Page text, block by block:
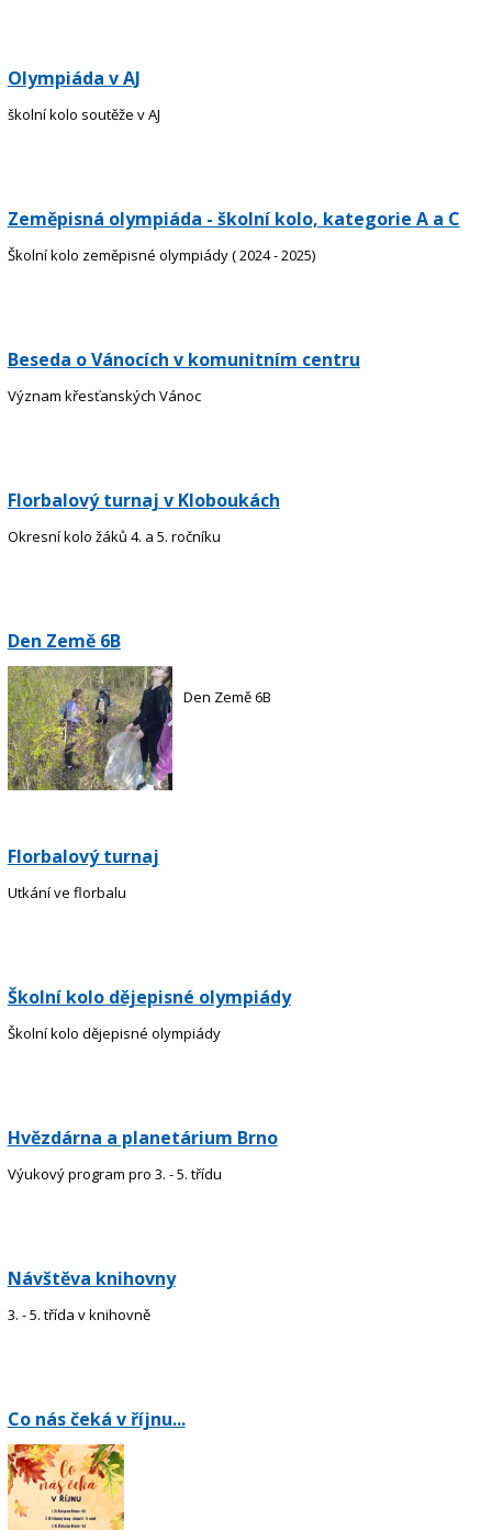
Olympiáda v AJ
školní kolo soutěže v AJ
Zeměpisná olympiáda - školní kolo, kategorie A a C
Školní kolo zeměpisné olympiády ( 2024 - 2025)
Beseda o Vánocích v komunitním centru
Význam křesťanských Vánoc
Florbalový turnaj v Kloboukách
Okresní kolo žáků 4. a 5. ročníku
Den Země 6B
Den Země 6B
Florbalový turnaj
Utkání ve florbalu
Školní kolo dějepisné olympiády
Školní kolo dějepisné olympiády
Hvězdárna a planetárium Brno
Výukový program pro 3. - 5. třídu
Návštěva knihovny
3. - 5. třída v knihovně
Co nás čeká v říjnu...